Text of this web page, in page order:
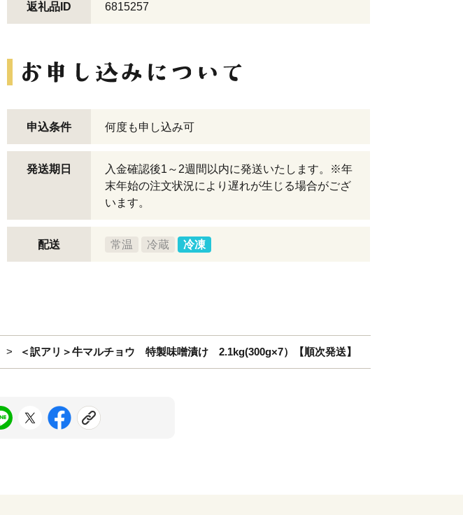
返礼品ID 6815257
申込条件 何度も申し込み可
発送期日
入金確認後1～2週間以内に発送いたします。※年
末年始の注文状況により遅れが生じる場合がござ
います。
配送 常温 冷蔵 冷凍
＜訳アリ＞牛マルチョウ 特製味噌漬け 2.1kg(300g×7）【順次発送】